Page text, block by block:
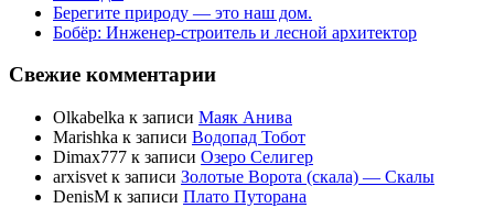
Берегите природу — это наш дом.
Бобёр: Инженер-строитель и лесной архитектор
Свежие комментарии
Olkabelka к записи Маяк Анива
Marishka к записи Водопад Тобот
Dimax777 к записи Озеро Селигер
arxisvet к записи Золотые Ворота (скала) — Скалы
DenisM к записи Плато Путорана